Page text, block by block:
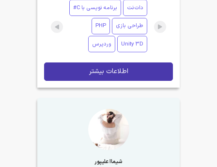
دات‌نت برنامه نویسی با C#
طراحی بازی PHP
Unity 3D وردپرس
اطلاعات بیشتر
شیماا علیپور